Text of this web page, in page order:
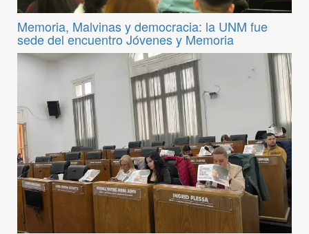
Memoria, Malvinas y democracia: la UNM fue
sede del encuentro Jóvenes y Memoria